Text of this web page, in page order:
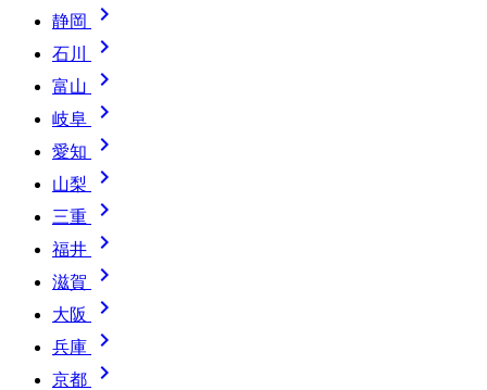
静岡 
石川 
富山 
岐阜 
愛知 
山梨 
三重 
福井 
滋賀 
大阪 
兵庫 
京都 